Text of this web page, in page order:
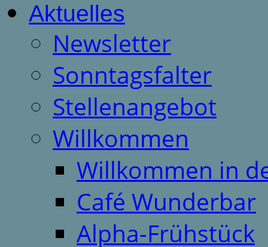
Aktuelles
Newsletter
Sonntagsfalter
Stellenangebot
Willkommen
Willkommen in
Café Wunderbar
Alpha-Frühstück